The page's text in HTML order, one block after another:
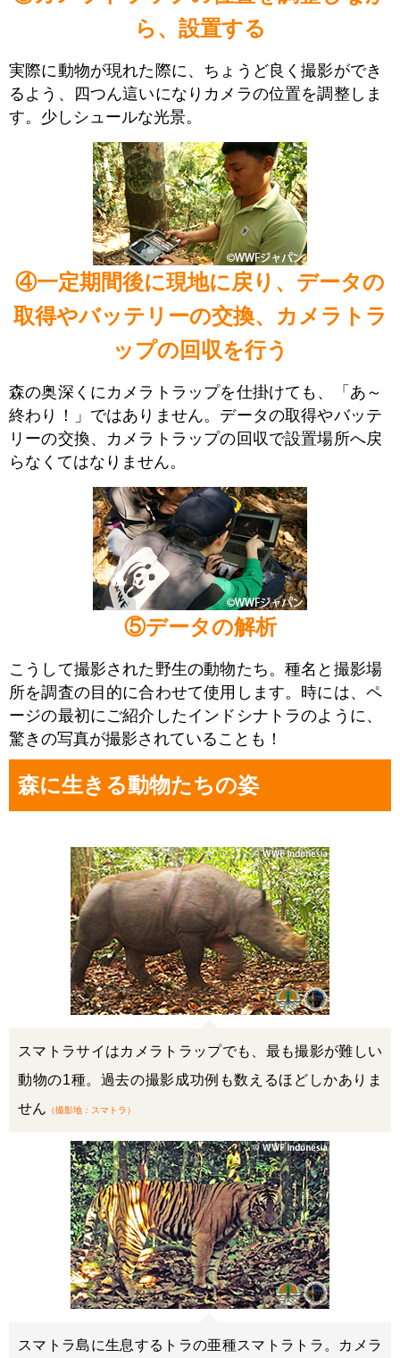
ら、設置する
実際に動物が現れた際に、ちょうど良く撮影ができ
るよう、四つん這いになりカメラの位置を調整しま
す。少しシュールな光景。
④一定期間後に現地に戻り、データの
取得やバッテリーの交換、カメラトラ
ップの回収を行う
森の奥深くにカメラトラップを仕掛けても、「あ～
終わり！」ではありません。データの取得やバッテ
リーの交換、カメラトラップの回収で設置場所へ戻
らなくてはなりません。
⑤データの解析
こうして撮影された野生の動物たち。種名と撮影場
所を調査の目的に合わせて使用します。時には、ペ
ージの最初にご紹介したインドシナトラのように、
驚きの写真が撮影されていることも！
森に生きる動物たちの姿
スマトラサイはカメラトラップでも、最も撮影が難しい
動物の1種。過去の撮影成功例も数えるほどしかありま
せん （撮影地：スマトラ）
スマトラ島に生息するトラの亜種スマトラトラ。カメラ